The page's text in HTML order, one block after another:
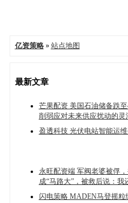
亿资策略» 站点地图
最新文章
芒果配资 美国石油储备跌
削弱应对未来供应扰动的灵
盈透科技 光伏电站智能运
永旺配资端 军阀老婆被俘
成“马路大”，被救后说：我
闪电策略 MADEN马登摇粒